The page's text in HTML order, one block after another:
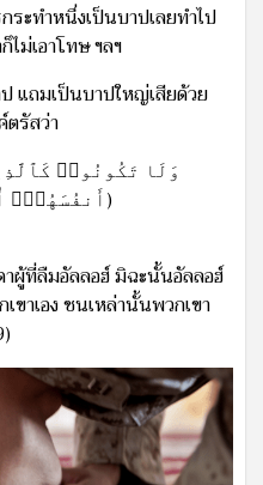
ะทำหนึ่งเป็นบาปเลยทำไป
ไม่เอาโทษ ฯลฯ
แถมเป็นบาปใหญ่เสียด้วย
รัสว่า
أَنفُسَهُمۡۚ أُو۟لَـٰۤىِٕكَ هُمُ ٱلۡفَـٰسِقُونَ)
าผู้ที่ลืมอัลลอฮ์ มิฉะนั้นอัลลอฮ์
ขาเอง ชนเหล่านั้นพวกเขา